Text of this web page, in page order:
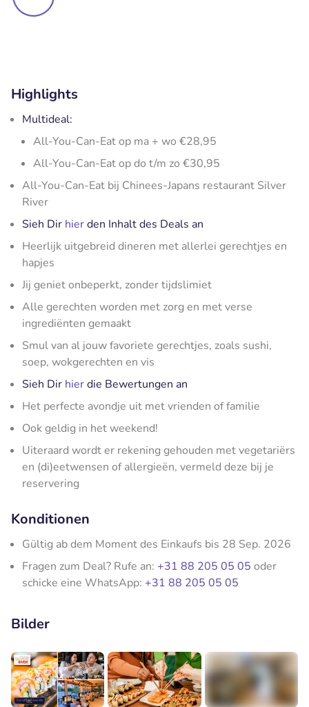
Highlights
Multideal:
All-You-Can-Eat op ma + wo €28,95
All-You-Can-Eat op do t/m zo €30,95
All-You-Can-Eat bij Chinees-Japans restaurant Silver
River
Sieh Dir hierden Inhalt des Deals an
Heerlijk uitgebreid dineren met allerlei gerechtjes en
hapjes
Jij geniet onbeperkt, zonder tijdslimiet
Alle gerechten worden met zorg en met verse
ingrediënten gemaakt
Smul van al jouw favoriete gerechtjes, zoals sushi,
soep, wokgerechten en vis
Sieh Dir hierdie Bewertungen an
Het perfecte avondje uit met vrienden of familie
Ook geldig in het weekend!
Uiteraard wordt er rekening gehouden met vegetariërs
en (di)eetwensen of allergieën, vermeld deze bij je
reservering
Konditionen
Gültig ab dem Moment des Einkaufs bis 28 Sep. 2026
Fragen zum Deal? Rufe an: +31 88 205 05 05 oder
schicke eine WhatsApp: +31 88 205 05 05
Bilder